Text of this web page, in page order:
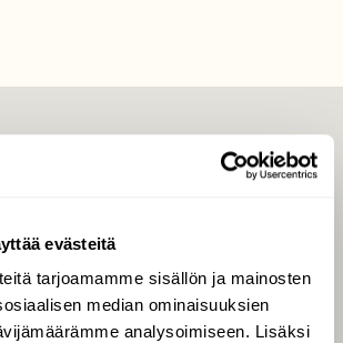
evästeitä
tarjoamamme sisällön ja mainosten
median ominaisuuksien
analysoimiseen. Lisäksi
Tilaa digilukuoikeus
Äänestä parasta juttua
Tilaa uutiskirje